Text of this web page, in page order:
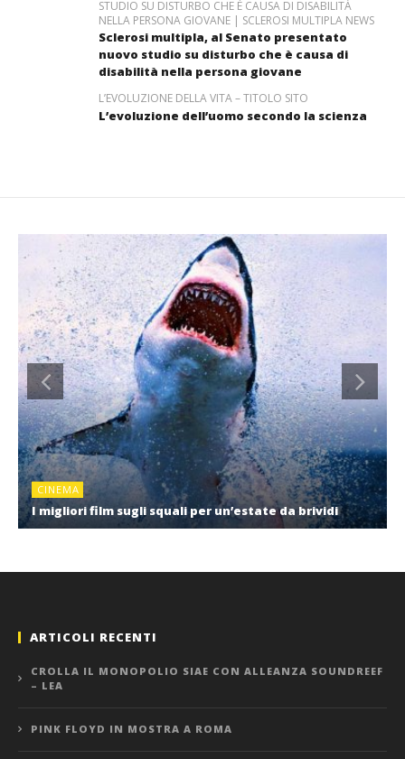
STUDIO SU DISTURBO CHE È CAUSA DI DISABILITÀ
NELLA PERSONA GIOVANE | SCLEROSI MULTIPLA NEWS
Sclerosi multipla, al Senato presentato
nuovo studio su disturbo che è causa di
disabilità nella persona giovane
L’EVOLUZIONE DELLA VITA – TITOLO SITO
L’evoluzione dell’uomo secondo la scienza
CINEMA
I migliori film sugli squali per un’estate da brividi
ARTICOLI RECENTI
CROLLA IL MONOPOLIO SIAE CON ALLEANZA SOUNDREEF
– LEA
PINK FLOYD IN MOSTRA A ROMA